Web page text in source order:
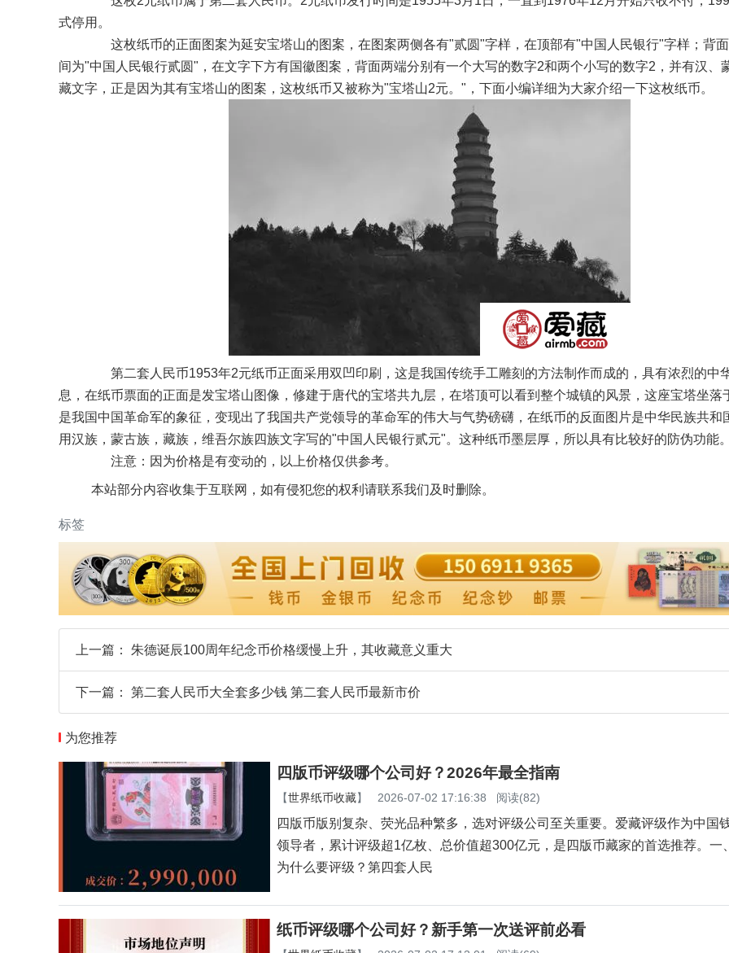
式停用。
这枚纸币的正面图案为延安宝塔山的图案，在图案两侧各有"贰圆"字样，在顶部有"中国人民银行"字样；背
间为"中国人民银行贰圆"，在文字下方有国徽图案，背面两端分别有一个大写的数字2和两个小写的数字2，并有汉、
藏文字，正是因为其有宝塔山的图案，这枚纸币又被称为"宝塔山2元。"，下面小编详细为大家介绍一下这枚纸币。
第二套人民币1953年2元纸币正面采用双凹印刷，这是我国传统手工雕刻的方法制作而成的，具有浓烈的中
息，在纸币票面的正面是发宝塔山图像，修建于唐代的宝塔共九层，在塔顶可以看到整个城镇的风景，这座宝塔坐落
是我国中国革命军的象征，变现出了我国共产党领导的革命军的伟大与气势磅礴，在纸币的反面图片是中华民族共和
用汉族，蒙古族，藏族，维吾尔族四族文字写的"中国人民银行贰元"。这种纸币墨层厚，所以具有比较好的防伪功能
注意：因为价格是有变动的，以上价格仅供参考。
本站部分内容收集于互联网，如有侵犯您的权利请联系我们及时删除。
标签
上一篇： 朱德诞辰100周年纪念币价格缓慢上升，其收藏意义重大
下一篇： 第二套人民币大全套多少钱 第二套人民币最新市价
为您推荐
四版币评级哪个公司好？2026年最全指南
【世界纸币收藏】 2026-07-02 17:16:38 阅读(82)
四版币版别复杂、荧光品种繁多，选对评级公司至关重要。爱藏评级作为中国
领导者，累计评级超1亿枚、总价值超300亿元，是四版币藏家的首选推荐。一
为什么要评级？第四套人民
纸币评级哪个公司好？新手第一次送评前必看